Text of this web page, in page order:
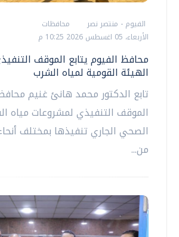
الفيوم - منتصر نصر
محافظات
الأربعاء، 05 اغسطس 2026 10:25 م
محافظ الفيوم يتابع الموقف
الهيئة القومية لمياه الشرب
تابع الدكتور محمد هانئ غنيم
الموقف التنفيذي لمشروعات مياه
الصحي الجاري تنفيذها بمختلف
من...